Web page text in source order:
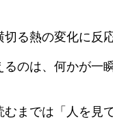
る熱の変化に反
のは、何かが一
までは「人を見